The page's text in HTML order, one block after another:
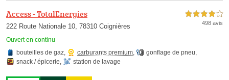
Access - TotalEnergies
222 Route Nationale 10, 78310 Coignières
Ouvert en continu
4,0 étoiles sur 5
498 avis
bouteilles de gaz carburants premium gonflage de pneu
snack / épicerie
station de lavage